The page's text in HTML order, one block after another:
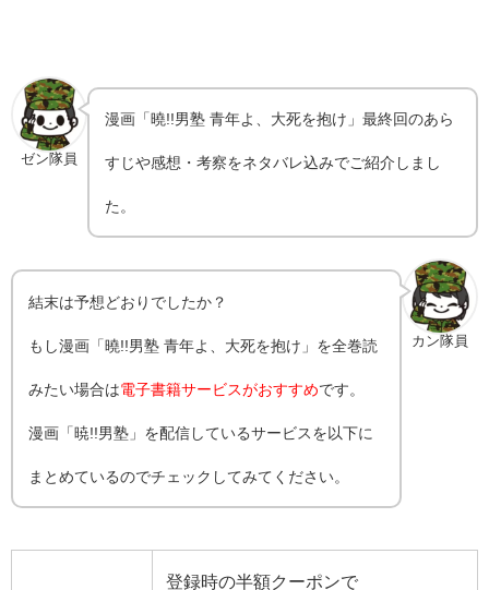
ゼン隊員
漫画「曉!!男塾 青年よ、大死を抱け」最終回のあら
すじや感想・考察をネタバレ込みでご紹介しまし
た。
カン隊員
結末は予想どおりでしたか？
もし漫画「曉!!男塾 青年よ、大死を抱け」を全巻読
みたい場合は電子書籍サービスがおすすめです。
漫画「暁!!男塾」を配信しているサービスを以下に
まとめているのでチェックしてみてください。
登録時の半額クーポンで